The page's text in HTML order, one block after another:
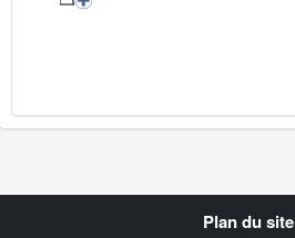
Plan du site